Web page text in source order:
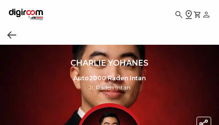
CHARLIE YOHANES
Auto2000 Raden Intan
Jl. Raden Intan